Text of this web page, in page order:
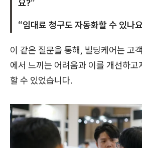
요?”
“임대료 청구도 자동화할 수 있나
이 같은 질문을 통해, 빌딩케어는 고
에서 느끼는 어려움과 이를 개선하고
할 수 있었습니다.